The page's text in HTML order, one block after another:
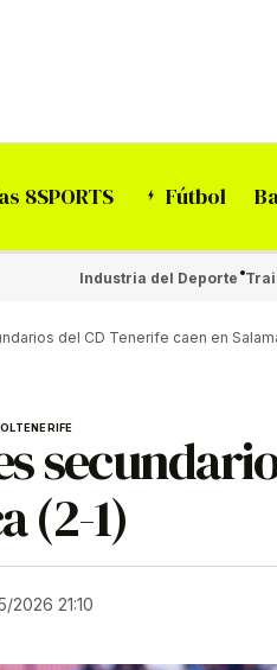
8SPORTS Fútbol
Industria del Deporte
del CD Tenerife caen en
TENERIFE
(2-1)
2026 21:10